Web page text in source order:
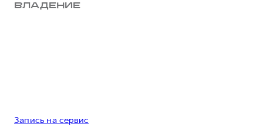
ВЛАДЕНИЕ
Запись на сервис